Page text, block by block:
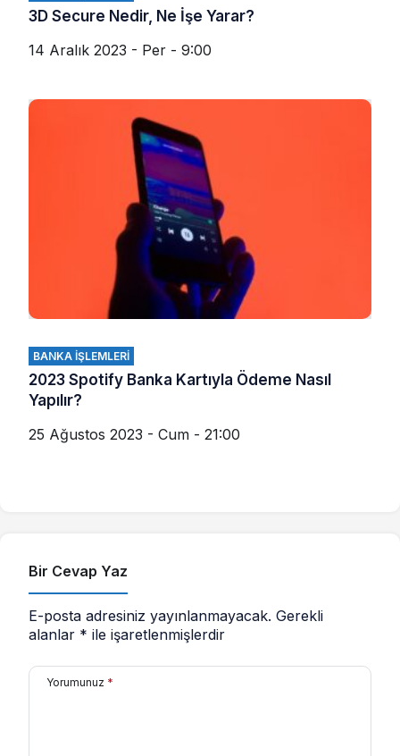
3D Secure Nedir, Ne İşe Yarar?
14 Aralık 2023 - Per - 9:00
BANKA İŞLEMLERI
2023 Spotify Banka Kartıyla Ödeme Nasıl
Yapılır?
25 Ağustos 2023 - Cum - 21:00
Bir Cevap Yaz
E-posta adresiniz yayınlanmayacak. Gerekli
alanlar * ile işaretlenmişlerdir
Yorumunuz *